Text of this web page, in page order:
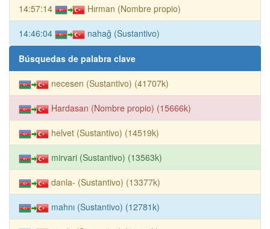
14:57:14 Hırman (Nombre propio)
14:46:04 nahağ (Sustantivo)
Búsquedas de palabra clave
necesen (Sustantivo) (41707k)
Hardasan (Nombre propio) (15666k)
helvet (Sustantivo) (14519k)
mirvari (Sustantivo) (13563k)
danla- (Sustantivo) (13377k)
mahnı (Sustantivo) (12781k)